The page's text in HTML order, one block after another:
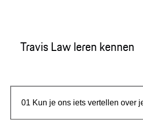
Travis Law leren kennen
01 Kun je ons iets vertellen over